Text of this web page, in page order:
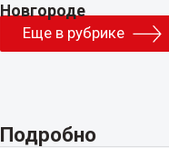
Еще в рубрике
Подробно